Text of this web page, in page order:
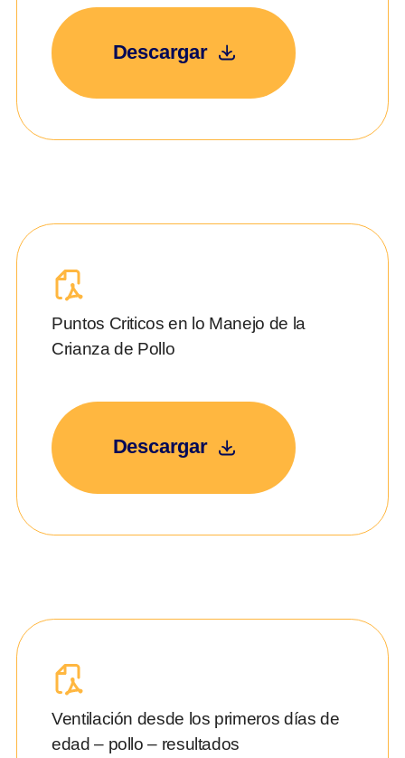
Descargar
Puntos Criticos en lo Manejo de la
Crianza de Pollo
Descargar
Ventilación desde los primeros días de
edad – pollo – resultados